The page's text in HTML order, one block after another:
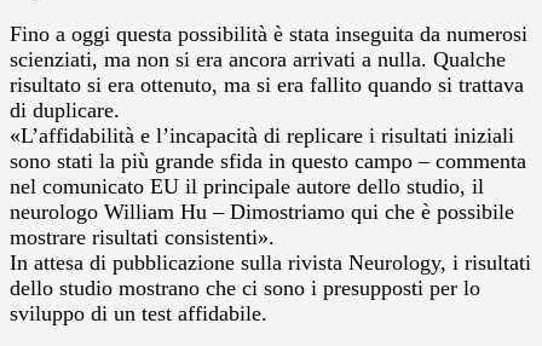
Fino a oggi questa possibilità è stata inseguita da numerosi
scienziati, ma non si era ancora arrivati a nulla. Qualche
risultato si era ottenuto, ma si era fallito quando si trattava
di duplicare.
«L’affidabilità e l’incapacità di replicare i risultati iniziali
sono stati la più grande sfida in questo campo – commenta
nel comunicato EU il principale autore dello studio, il
neurologo William Hu – Dimostriamo qui che è possibile
mostrare risultati consistenti».
In attesa di pubblicazione sulla rivista Neurology, i risultati
dello studio mostrano che ci sono i presupposti per lo
sviluppo di un test affidabile.